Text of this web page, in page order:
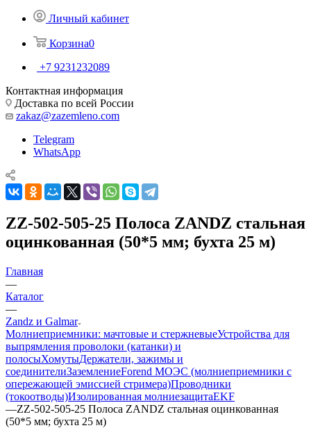
Личный кабинет
Корзина0
+7 9231232089
Контактная информация
Доставка по всей России
zakaz@zazemleno.com
Telegram
WhatsApp
ZZ-502-505-25 Полоса ZANDZ стальная
оцинкованная (50*5 мм; бухта 25 м)
Главная
—
Каталог
—
Zandz и Galmar
Молниеприемники: мачтовые и стержневыеУстройства для
выпрямления проволоки (катанки) и
полосыХомутыДержатели, зажимы и
соединителиЗаземлениеForend МОЭС (молниеприемники с
опережающей эмиссией стримера)Проводники
(токоотводы)Изолированная молниезащитаEKF
—ZZ-502-505-25 Полоса ZANDZ стальная оцинкованная
(50*5 мм; бухта 25 м)